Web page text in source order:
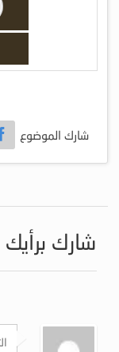
شارك الموضوع
شارك برأيك